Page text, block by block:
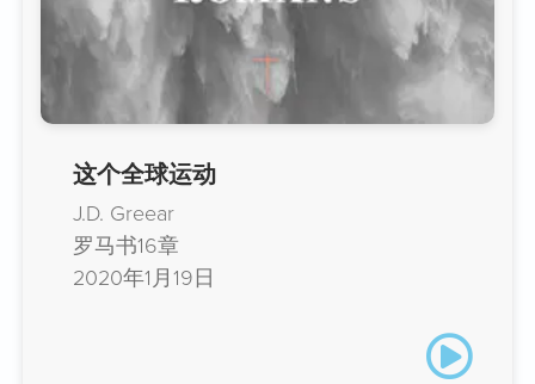
这个全球运动
J.D. Greear
罗马书16章
2020年1月19日